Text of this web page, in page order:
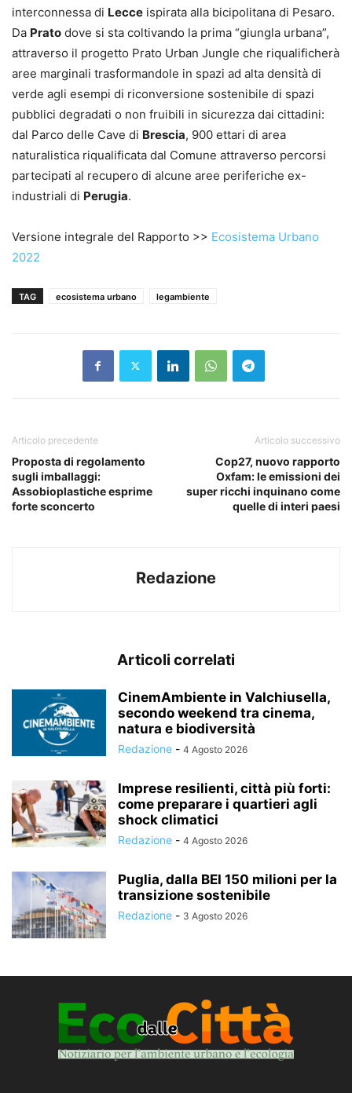
interconnessa di Lecce ispirata alla bicipolitana di Pesaro.
Da Prato dove si sta coltivando la prima “giungla urbana”,
attraverso il progetto Prato Urban Jungle che riqualificherà
aree marginali trasformandole in spazi ad alta densità di
verde agli esempi di riconversione sostenibile di spazi
pubblici degradati o non fruibili in sicurezza dai cittadini:
dal Parco delle Cave di Brescia, 900 ettari di area
naturalistica riqualificata dal Comune attraverso percorsi
partecipati al recupero di alcune aree periferiche ex-
industriali di Perugia.
Versione integrale del Rapporto >> Ecosistema Urbano
2022
TAG ecosistema urbano legambiente
Articolo precedente
Proposta di regolamento
sugli imballaggi:
Assobioplastiche esprime
forte sconcerto
Articolo successivo
Cop27, nuovo rapporto
Oxfam: le emissioni dei
super ricchi inquinano come
quelle di interi paesi
Redazione
Articoli correlati
CinemAmbiente in Valchiusella,
secondo weekend tra cinema,
natura e biodiversità
Redazione - 4 Agosto 2026
Imprese resilienti, città più forti:
come preparare i quartieri agli
shock climatici
Redazione - 4 Agosto 2026
Puglia, dalla BEI 150 milioni per la
transizione sostenibile
Redazione - 3 Agosto 2026